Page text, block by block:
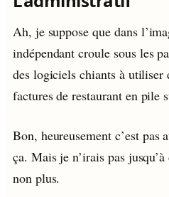
Ah, je suppose que dans
indépendant croule sous les
des logiciels chiants à utiliser
factures de restaurant en pile
Bon, heureusement c’est pas
ça. Mais je n’irais pas
non plus.